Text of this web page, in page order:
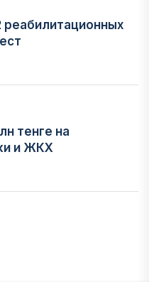
реабилитационных
тенге на
и ЖКХ